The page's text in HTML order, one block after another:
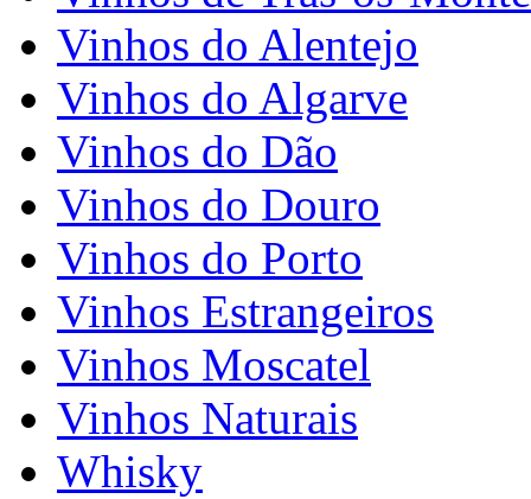
Vinhos do Alentejo
Vinhos do Algarve
Vinhos do Dão
Vinhos do Douro
Vinhos do Porto
Vinhos Estrangeiros
Vinhos Moscatel
Vinhos Naturais
Whisky